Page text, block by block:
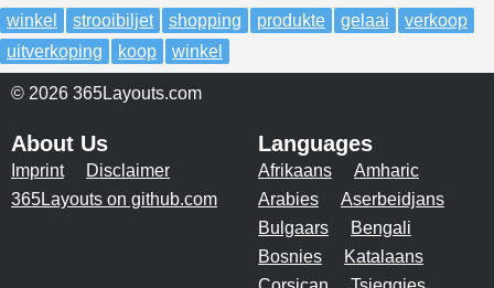
winkel strooibiljet shopping produkte gelaai
verkoop
uitverkoping
koop winkel
© 2026 365Layouts.com
About Us
Imprint
Disclaimer
365Layouts on github.com
Languages
Afrikaans
Amharic
Arabies
Aserbeidjans
Bulgaars
Bengali
Bosnies
Katalaans